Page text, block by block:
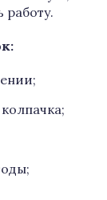
работу.